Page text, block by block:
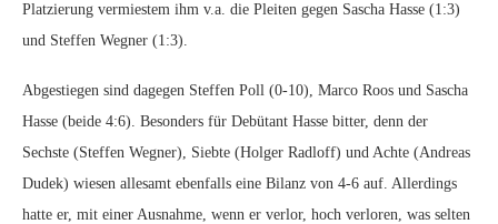
Platzierung vermiestem ihm v.a. die Pleiten gegen Sascha Hasse (1:3)
und Steffen Wegner (1:3).
Abgestiegen sind dagegen Steffen Poll (0-10), Marco Roos und Sascha
Hasse (beide 4:6). Besonders für Debütant Hasse bitter, denn der
Sechste (Steffen Wegner), Siebte (Holger Radloff) und Achte (Andreas
Dudek) wiesen allesamt ebenfalls eine Bilanz von 4-6 auf. Allerdings
hatte er, mit einer Ausnahme, wenn er verlor, hoch verloren, was selten